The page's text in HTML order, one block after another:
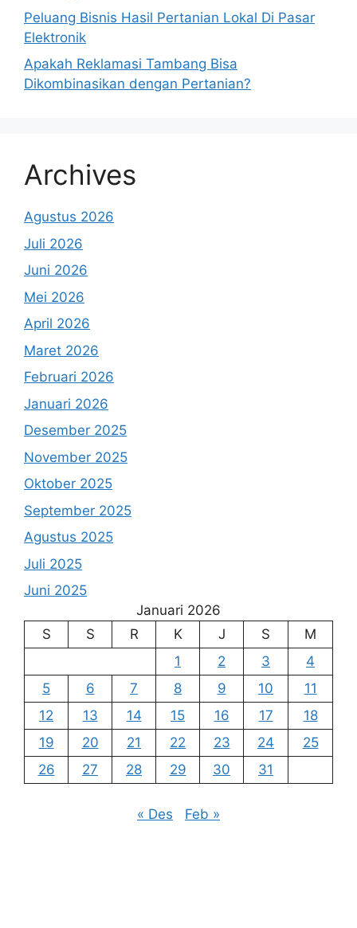
Peluang Bisnis Hasil Pertanian Lokal Di Pasar
Elektronik
Apakah Reklamasi Tambang Bisa
Dikombinasikan dengan Pertanian?
Archives
Agustus 2026
Juli 2026
Juni 2026
Mei 2026
April 2026
Maret 2026
Februari 2026
Januari 2026
Desember 2025
November 2025
Oktober 2025
September 2025
Agustus 2025
Juli 2025
Juni 2025
Januari 2026
S
S R K J S
M
1
2 3
4
5
6 7 8 9 10
11
12
13 14 15 16 17
18
19
20 21 22 23 24
25
26
27 28 29 30 31
« Des Feb »